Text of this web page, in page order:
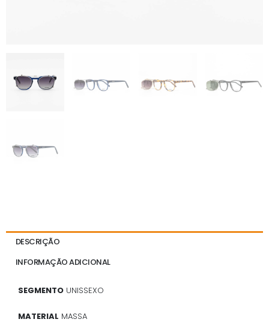
DESCRIÇÃO
INFORMAÇÃO ADICIONAL
SEGMENTO UNISSEXO
MATERIAL MASSA